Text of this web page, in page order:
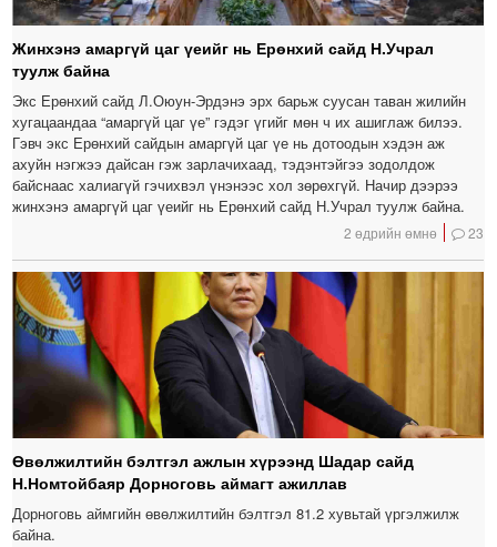
Жинхэнэ амаргүй цаг үеийг нь Ерөнхий сайд Н.Учрал
туулж байна
Экс Ерөнхий сайд Л.Оюун-Эрдэнэ эрх барьж суусан таван жилийн
хугацаандаа “амаргүй цаг үе” гэдэг үгийг мөн ч их ашиглаж билээ.
Гэвч экс Ерөнхий сайдын амаргүй цаг үе нь дотоодын хэдэн аж
ахуйн нэгжээ дайсан гэж зарлачихаад, тэдэнтэйгээ зодолдож
байснаас халиагүй гэчихвэл үнэнээс хол зөрөхгүй. Начир дээрээ
жинхэнэ амаргүй цаг үеийг нь Ерөнхий сайд Н.Учрал туулж байна.
2 өдрийн өмнө 23
Өвөлжилтийн бэлтгэл ажлын хүрээнд Шадар сайд
Н.Номтойбаяр Дорноговь аймагт ажиллав
Дорноговь аймгийн өвөлжилтийн бэлтгэл 81.2 хувьтай үргэлжилж
байна.